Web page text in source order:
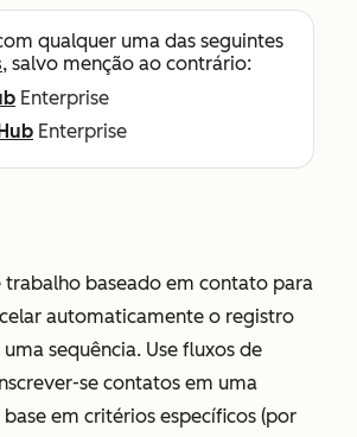
qualquer uma das seguintes
, salvo menção ao contrário:
Enterprise
Enterprise
trabalho baseado em contato para
automaticamente o registro
sequência. Use fluxos de
se contatos em uma
em critérios específicos (por